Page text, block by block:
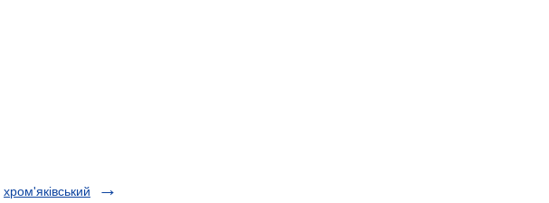
хром'яківський